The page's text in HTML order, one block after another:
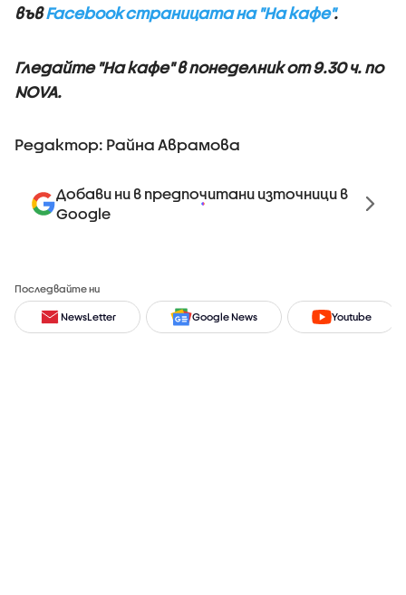
въвFacebook страницата на "На кафе".
Гледайте "На кафе" в понеделник от 9.30 ч. по
NOVA.
Редактор: Райна Аврамова
Добави ни в предпочитани източници в
Google
Последвайте ни
NewsLetter Google News Youtube